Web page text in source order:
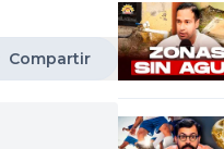
Compartir